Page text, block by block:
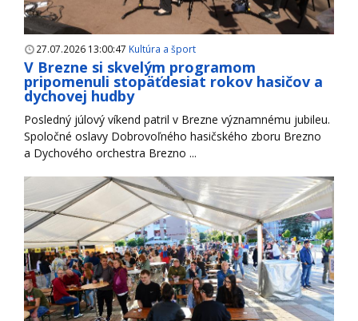
27.07.2026 13:00:47 Kultúra a šport
V Brezne si skvelým programom
pripomenuli stopäťdesiat rokov hasičov a
dychovej hudby
Posledný júlový víkend patril v Brezne významnému jubileu.
Spoločné oslavy Dobrovoľného hasičského zboru Brezno
a Dychového orchestra Brezno ...